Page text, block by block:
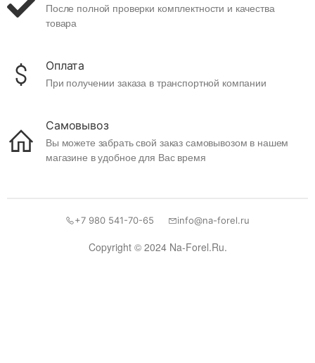
После полной проверки комплектности и качества
товара
Оплата
При получении заказа в транспортной компании
Самовывоз
Вы можете забрать свой заказ самовывозом в нашем
магазине в удобное для Вас время
Copyright © 2024 Na-Forel.Ru.
+7 980 541-70-65 info@na-forel.ru